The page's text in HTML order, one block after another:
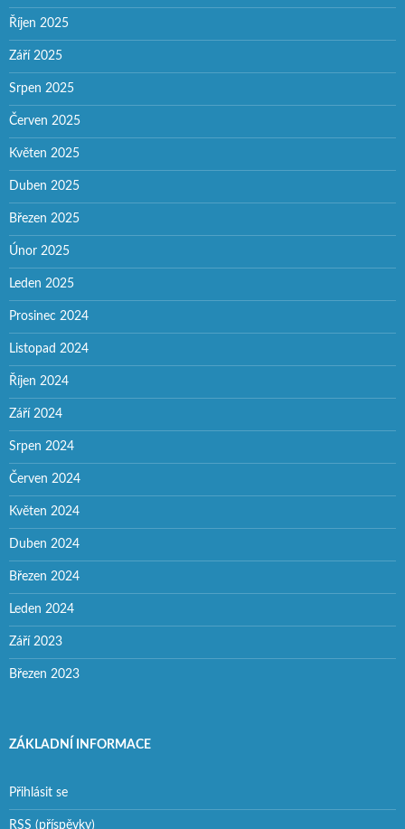
Říjen 2025
Září 2025
Srpen 2025
Červen 2025
Květen 2025
Duben 2025
Březen 2025
Únor 2025
Leden 2025
Prosinec 2024
Listopad 2024
Říjen 2024
Září 2024
Srpen 2024
Červen 2024
Květen 2024
Duben 2024
Březen 2024
Leden 2024
Září 2023
Březen 2023
ZÁKLADNÍ INFORMACE
Přihlásit se
RSS (příspěvky)